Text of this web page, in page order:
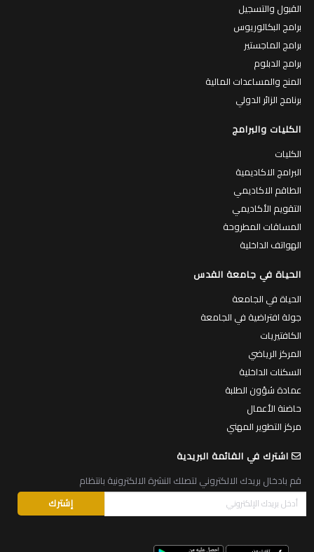
القبول والتسجيل
برامج البكالوريوس
برامج الماجستير
برامج الدبلوم
المنح والمساعدات المالية
برنامج الزائر الدولي
الكليات والبرامج
الكليات
البرامج الاكاديمية
الطاقم الاكاديمي
التقويم الأكاديمي
المساقات المطروحة
الهواتف الداخلية
الحياة في جامعة القدس
الحياة في الجامعة
جولة افتراضية في الجامعة
الكافتيريات
المركز الرياضي
السكنات الداخلية
عمادة شؤون الطلبة
حاضنة الأعمال
مركز التطوير المهني
اشترك في القائمة البريدية
قم بادخال بريدك الالكتروني لتصلك النشرة الالكترونية بانتظام